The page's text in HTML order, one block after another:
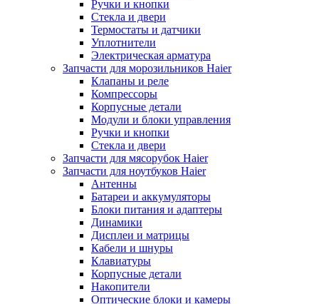
Ручки и кнопки
Стекла и двери
Термостаты и датчики
Уплотнители
Электрическая арматура
Запчасти для морозильников Haier
Клапаны и реле
Компрессоры
Корпусные детали
Модули и блоки управления
Ручки и кнопки
Стекла и двери
Запчасти для мясорубок Haier
Запчасти для ноутбуков Haier
Антенны
Батареи и аккумуляторы
Блоки питания и адаптеры
Динамики
Дисплеи и матрицы
Кабели и шнуры
Клавиатуры
Корпусные детали
Накопители
Оптические блоки и камеры